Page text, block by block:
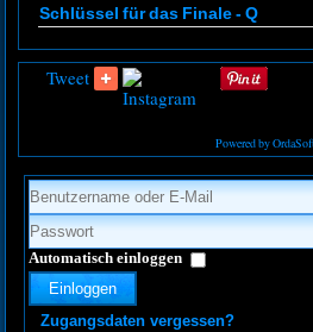
Schlüssel für das Finale - Q
Tweet
Powered by
Automatisch einloggen
Einloggen
Zugangsdaten vergessen?